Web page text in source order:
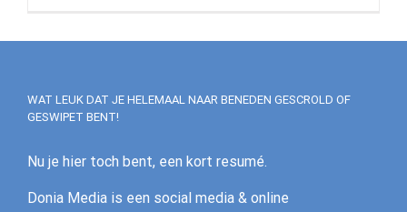
WAT LEUK DAT JE HELEMAAL NAAR BENEDEN GESCROLD OF
GESWIPET BENT!
Nu je hier toch bent, een kort resumé.
Donia Media is een social media & online